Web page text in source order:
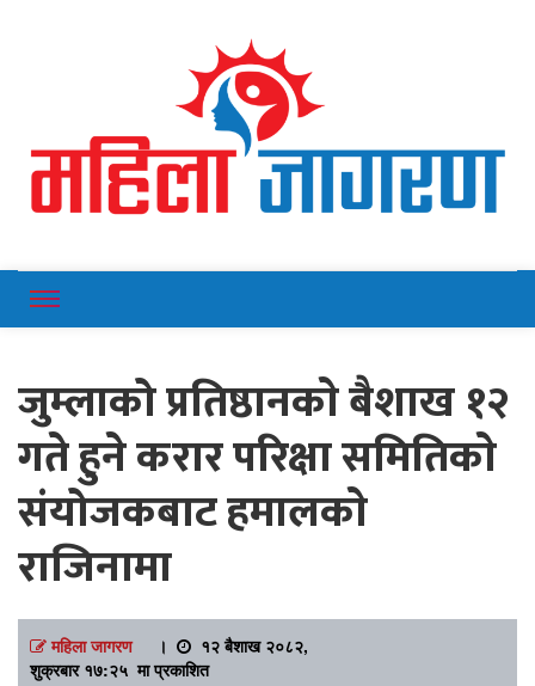
Mahilajagaran
जुम्लाको प्रतिष्ठानकाे बैशाख १२
गते हुने करार परिक्षा समितिकाे
संयोजकबाट हमालकाे
राजिनामा
महिला जागरण।
१२ बैशाख २०८२,
शुक्रबार १७:२५ मा प्रकाशित